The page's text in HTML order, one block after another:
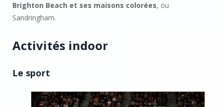
Brighton Beach et ses maisons colorées, ou
Sandringham.
Activités indoor
Le sport